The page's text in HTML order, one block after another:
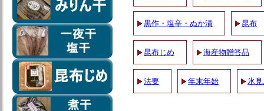
黒作・塩辛・ぬか漬 昆布
昆布じめ 海産物贈答品
法要 年末年始 氷